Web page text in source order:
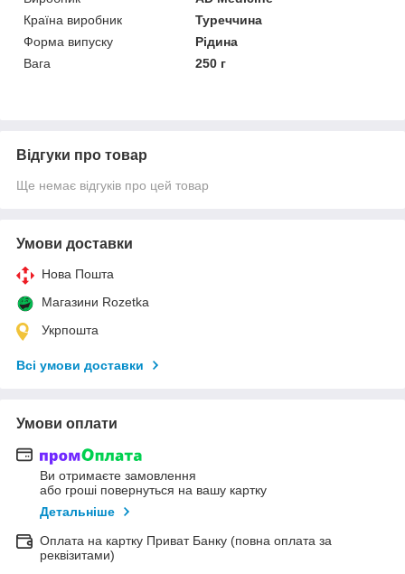
Країна виробник
Туреччина
Форма випуску
Рідина
Вага
250 г
Відгуки про товар
Ще немає відгуків про цей товар
Умови доставки
Нова Пошта
Магазини Rozetka
Укрпошта
Всі умови доставки
Умови оплати
Ви отримаєте замовлення
або гроші повернуться на вашу картку
Детальніше
Оплата на картку Приват Банку (повна оплата за
реквізитами)